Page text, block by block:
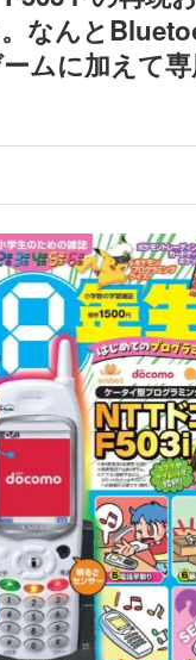
なんと
ムに加えて